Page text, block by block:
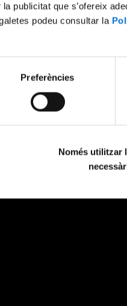
publicitat que s’ofereix
podeu consultar la
Preferències
Només utilitzar